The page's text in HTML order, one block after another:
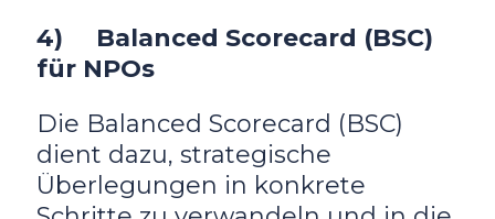
4) Balanced Scorecard (BSC)
für NPOs
Die Balanced Scorecard (BSC)
dient dazu, strategische
Überlegungen in konkrete